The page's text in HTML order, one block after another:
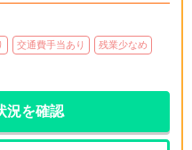
交通費手当あり 残業少なめ
況を確認